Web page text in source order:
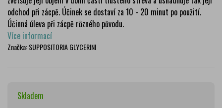
odchod při zácpě. Účinek se dostaví za 10 - 20 minut po použití.
Účinná úleva při zácpě různého původu.
Více informací
Značka:SUPPOSITORIA GLYCERINI
Skladem